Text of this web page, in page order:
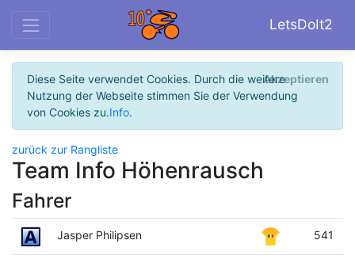
LetsDoIt2
Diese Seite verwendet Cookies. Durch die weitere
Nutzung der Webseite stimmen Sie der Verwendung
von Cookies zu.Info.
Akzeptieren
zurück zur Rangliste
Team Info Höhenrausch
Fahrer
Jasper Philipsen 541